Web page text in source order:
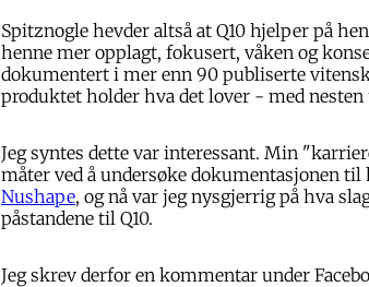
Spitznogle hevder altså at Q10 hjelper på
henne mer opplagt, fokusert, våken og
dokumentert i mer enn 90 publiserte
produktet holder hva det lover - med
Jeg syntes dette var interessant. Min
måter ved å undersøke dokumentasjonen
Nushape, og nå var jeg nysgjerrig på hva
påstandene til Q10.
Jeg skrev derfor en kommentar under